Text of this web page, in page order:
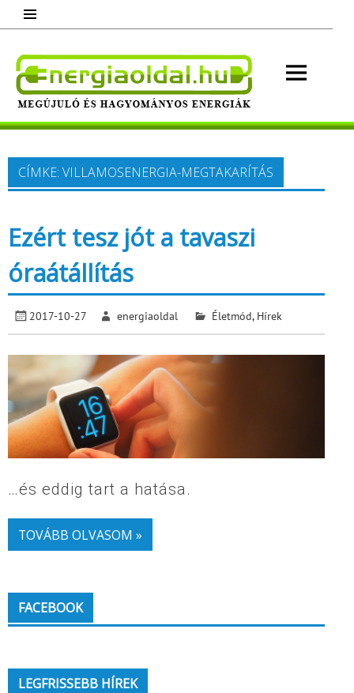
content
Megújuló és hagyományos energiák.
Minden, ami energia!
CÍMKE: VILLAMOSENERGIA-MEGTAKARÍTÁS
Ezért tesz jót a tavaszi
óraátállítás
2017-10-27 energiaoldal Életmód, Hírek
…és eddig tart a hatása.
TOVÁBB OLVASOM »
FACEBOOK
LEGFRISSEBB HÍREK